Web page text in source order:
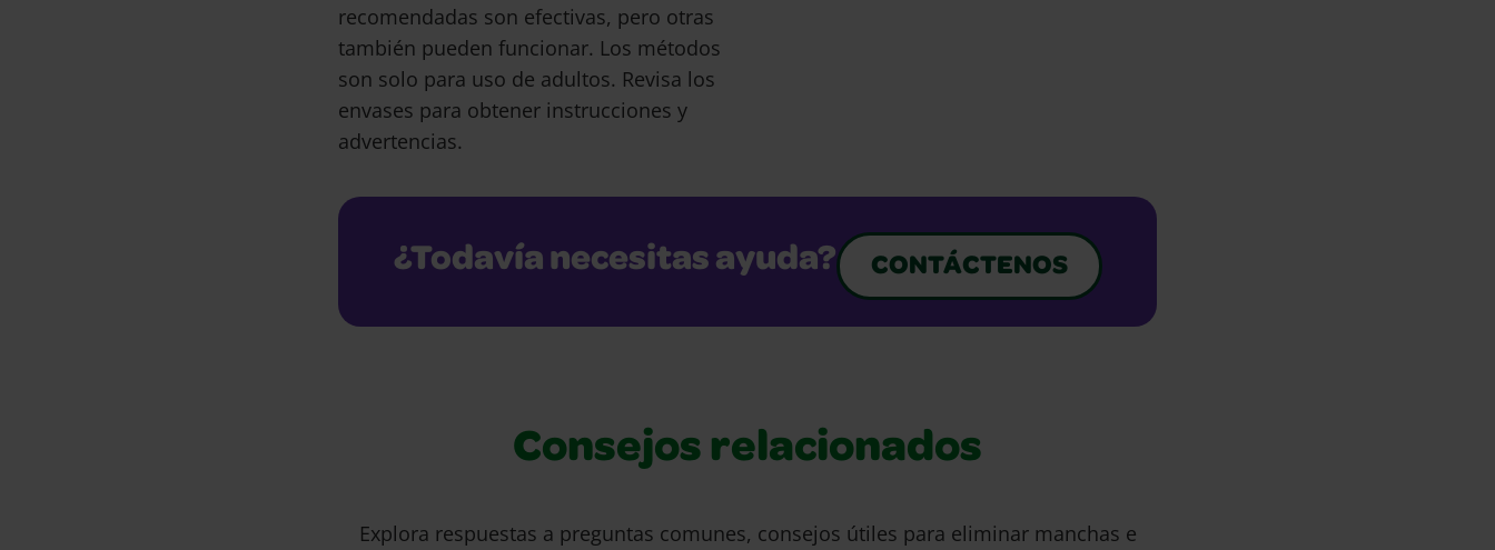
recomendadas son efectivas, pero otras
también pueden funcionar. Los métodos
son solo para uso de adultos. Revisa los
envases para obtener instrucciones y
advertencias.
¿Todavía necesitas ayuda? CONTÁCTENOS
Consejos relacionados
Explora respuestas a preguntas comunes, consejos útiles para eliminar manchas e